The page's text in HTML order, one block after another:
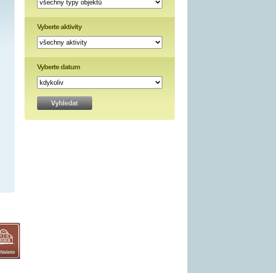
Vyberte aktivity
Vyberte datum